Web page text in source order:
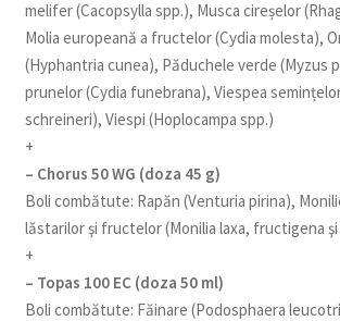
melifer (Cacopsylla spp.), Musca cireșelor
Molia europeană a fructelor (Cydia molesta),
(Hyphantria cunea), Păduchele verde (Myzus
prunelor (Cydia funebrana), Viespea
schreineri), Viespi (Hoplocampa spp.)
+
– Chorus 50 WG (doza 45 g)
Boli combătute: Rapăn (Venturia pirina),
lăstarilor şi fructelor (Monilia laxa, fructigena
+
– Topas 100 EC (doza 50 ml)
Boli combătute: Făinare (Podosphaera